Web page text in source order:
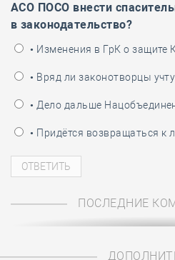
АСО ПОСО внести
в законодательство?
• Изменения в ГрК о защите
• Вряд ли законотворцы
• Дело дальше
• Придётся возвращаться к
ПОСЛЕДНИЕ